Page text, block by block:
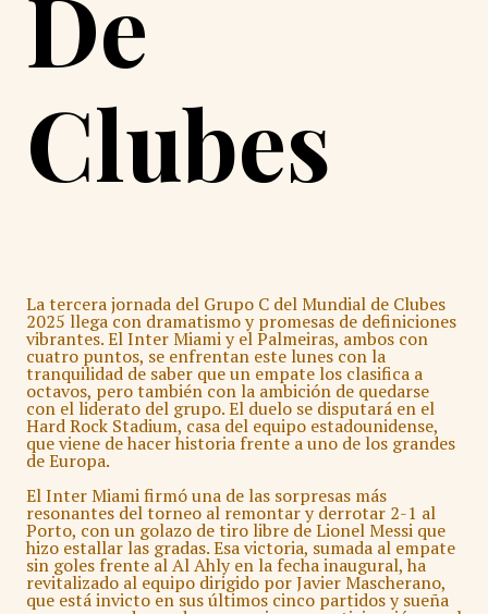
De
Clubes
La tercera jornada del Grupo C del Mundial de Clubes
2025 llega con dramatismo y promesas de definiciones
vibrantes. El Inter Miami y el Palmeiras, ambos con
cuatro puntos, se enfrentan este lunes con la
tranquilidad de saber que un empate los clasifica a
octavos, pero también con la ambición de quedarse
con el liderato del grupo. El duelo se disputará en el
Hard Rock Stadium, casa del equipo estadounidense,
que viene de hacer historia frente a uno de los grandes
de Europa.
El Inter Miami firmó una de las sorpresas más
resonantes del torneo al remontar y derrotar 2-1 al
Porto, con un golazo de tiro libre de Lionel Messi que
hizo estallar las gradas. Esa victoria, sumada al empate
sin goles frente al Al Ahly en la fecha inaugural, ha
revitalizado al equipo dirigido por Javier Mascherano,
que está invicto en sus últimos cinco partidos y sueña